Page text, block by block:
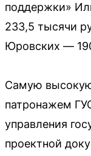
поддержки»
233,5 тысячи
Юровских —
Самую высокую
патронажем
управления
проектной